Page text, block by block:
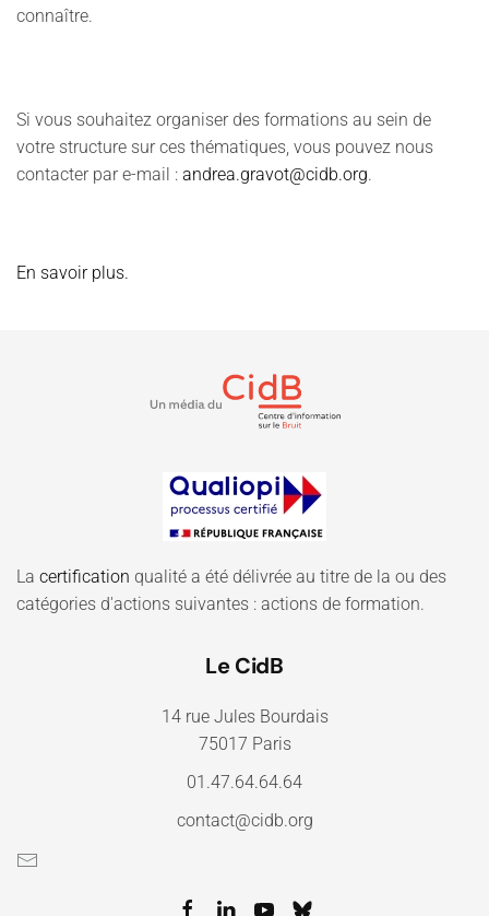
connaître.
Si vous souhaitez organiser des formations au sein de
votre structure sur ces thématiques, vous pouvez nous
contacter par e-mail : andrea.gravot@cidb.org.
En savoir plus.
La certification qualité a été délivrée au titre de la ou des
catégories d'actions suivantes : actions de formation.
Le CidB
14 rue Jules Bourdais
75017 Paris
01.47.64.64.64
contact@cidb.org